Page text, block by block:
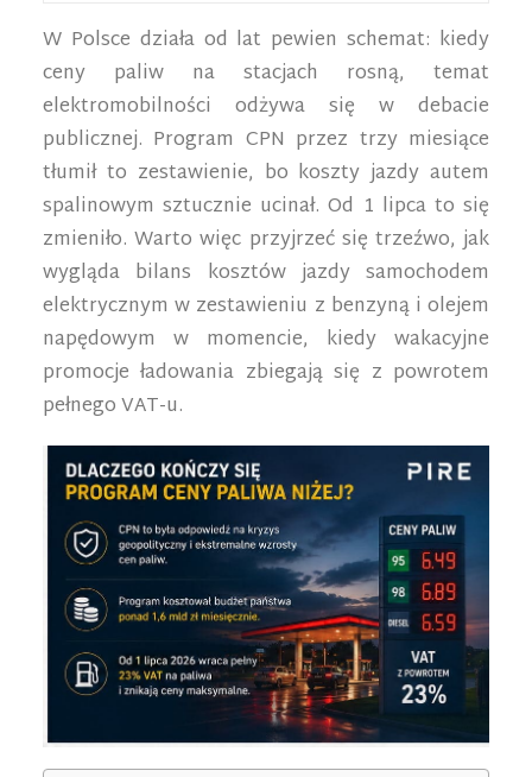
W Polsce działa od lat pewien schemat: kiedy
ceny paliw na stacjach rosną, temat
elektromobilności odżywa się w debacie
publicznej. Program CPN przez trzy miesiące
tłumił to zestawienie, bo koszty jazdy autem
spalinowym sztucznie ucinał. Od 1 lipca to się
zmieniło. Warto więc przyjrzeć się trzeźwo, jak
wygląda bilans kosztów jazdy samochodem
elektrycznym w zestawieniu z benzyną i olejem
napędowym w momencie, kiedy wakacyjne
promocje ładowania zbiegają się z powrotem
pełnego VAT-u.